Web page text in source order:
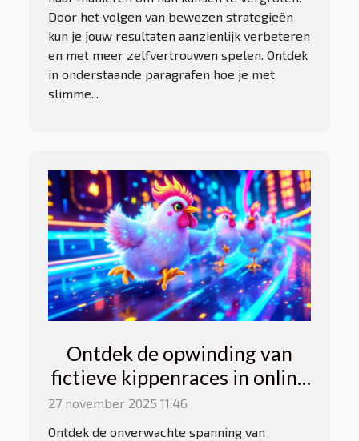
Door het volgen van bewezen strategieën
kun je jouw resultaten aanzienlijk verbeteren
en met meer zelfvertrouwen spelen. Ontdek
in onderstaande paragrafen hoe je met
slimme...
Ontdek de opwinding van
fictieve kippenraces in online
casino's
27 november 2025 11:46
Ontdek de onverwachte spanning van